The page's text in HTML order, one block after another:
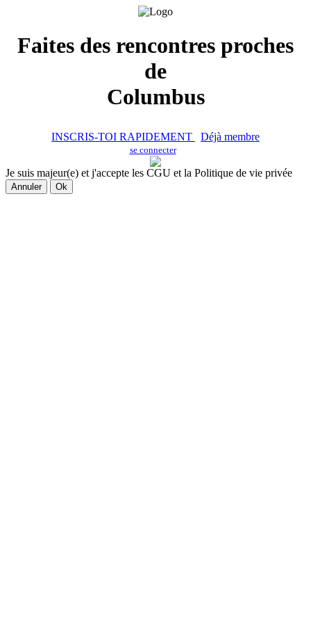
Faites des rencontres proches
de
Columbus
INSCRIS-TOI RAPIDEMENT Déjà membre
se connecter
Je suis majeur(e) et j'accepte les CGU et la Politique de vie privée
Annuler Ok